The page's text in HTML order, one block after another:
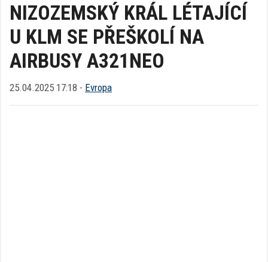
NIZOZEMSKÝ KRÁL LÉTAJÍCÍ
U KLM SE PŘEŠKOLÍ NA
AIRBUSY A321NEO
25.04.2025 17:18 - Evropa